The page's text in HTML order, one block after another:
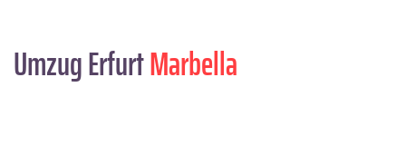
Umzug ErfurtMarbella